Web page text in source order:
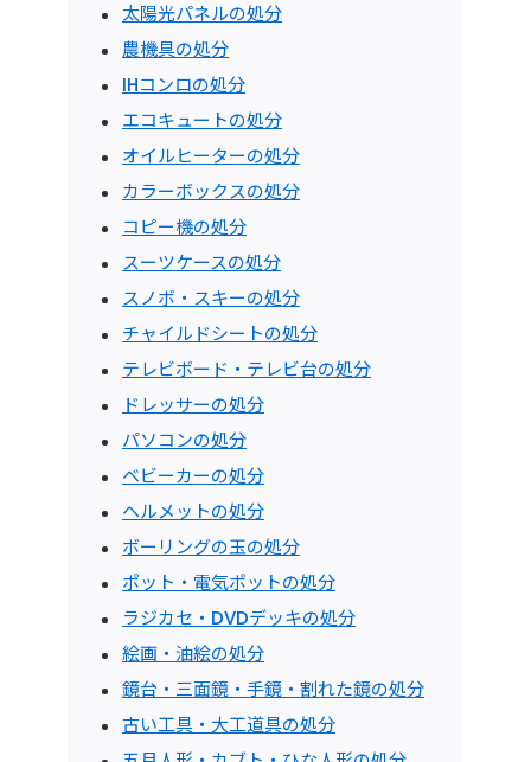
太陽光パネルの処分
農機具の処分
IHコンロの処分
エコキュートの処分
オイルヒーターの処分
カラーボックスの処分
コピー機の処分
スーツケースの処分
スノボ・スキーの処分
チャイルドシートの処分
テレビボード・テレビ台の処分
ドレッサーの処分
パソコンの処分
ベビーカーの処分
ヘルメットの処分
ボーリングの玉の処分
ポット・電気ポットの処分
ラジカセ・DVDデッキの処分
絵画・油絵の処分
鏡台・三面鏡・手鏡・割れた鏡の処分
古い工具・大工道具の処分